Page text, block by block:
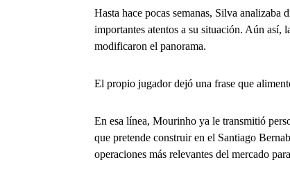
Hasta hace pocas semanas, Silva analizaba
importantes atentos a su situación. Aún así,
modificaron el panorama.
El propio jugador dejó una frase que
En esa línea, Mourinho ya le transmitió
que pretende construir en el Santiago
operaciones más relevantes del mercado